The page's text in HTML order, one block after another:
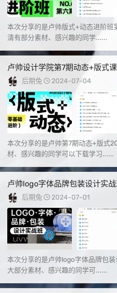
本次分享的是卢帅版式+动态进阶
清有部分素材、感兴趣的同学......
卢帅设计学院第7期动态+版式课
后期兔 2024-07-04
本次分享的是卢帅第7期动态+版式
材、感兴趣的同学可以下载学习......
卢帅logo字体品牌包装设计实
后期兔 2024-07-01
本次分享的是卢帅logo字体品牌包
大部分素材、感兴趣的同学可......